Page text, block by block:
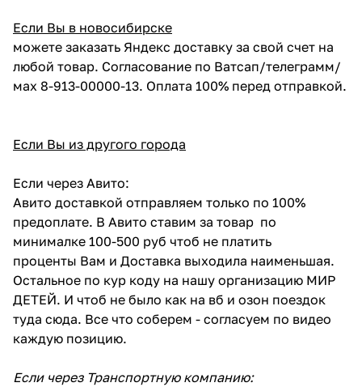
Если Вы в новосибирске
можете заказать Яндекс доставку за свой счет на
любой товар. Согласование по Ватсап/телеграмм/
мах 8-913-00000-13. Оплата 100% перед отправкой.
Если Вы из другого города
Если через Авито:
Авито доставкой отправляем только по 100%
предоплате. В Авито ставим за товар по
минималке 100-500 руб чтоб не платить
проценты Вам и Доставка выходила наименьшая.
Остальное по кур коду на нашу организацию МИР
ДЕТЕЙ. И чтоб не было как на вб и озон поездок
туда сюда. Все что соберем - согласуем по видео
каждую позицию.
Если через Транспортную компанию: